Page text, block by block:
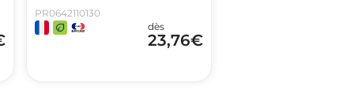
PR0642110130
dès
23,76€